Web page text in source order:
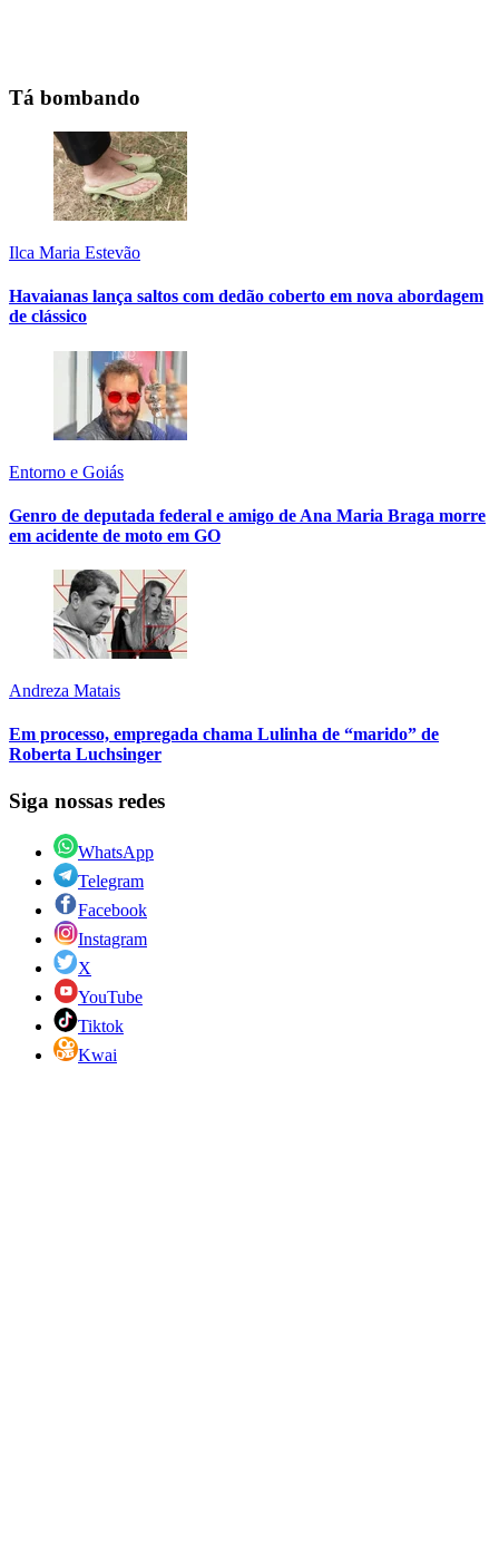
Tá bombando
Ilca Maria Estevão
Havaianas lança saltos com dedão coberto em nova abordagem
de clássico
Entorno e Goiás
Genro de deputada federal e amigo de Ana Maria Braga morre
em acidente de moto em GO
Andreza Matais
Em processo, empregada chama Lulinha de “marido” de
Roberta Luchsinger
Siga nossas redes
WhatsApp
Telegram
Facebook
Instagram
X
YouTube
Tiktok
Kwai